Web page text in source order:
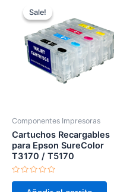
Sale!
Sale!
Componentes Impresoras
Cartuchos Recargables
para Epson SureColor
T3170 / T5170
Valorado
was:
S/ 150.00.S/ 99.00.